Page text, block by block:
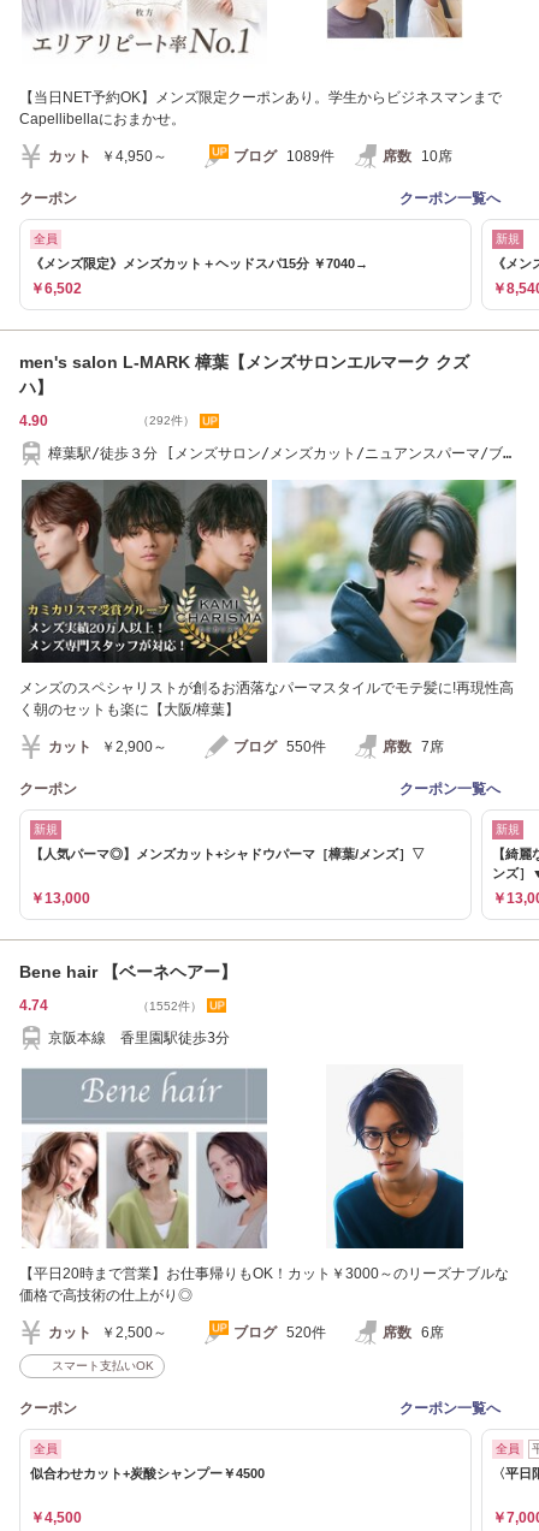
【当日NET予約OK】メンズ限定クーポンあり。学生からビジネスマンまで
Capellibellaにおまかせ。
カット ￥4,950～ ブログ 1089件 席数 10席
クーポン クーポン一覧へ
全員
《メンズ限定》メンズカット＋ヘッドスパ15分 ￥7040→
￥6,502
新規
《メ
￥
men's salon L-MARK 樟葉【メンズサロンエルマーク クズ
ハ】
4.90 （292件）
樟葉駅/徒歩３分 [メンズサロン/メンズカット/ニュアンスパーマ/ブリ
メンズのスペシャリストが創るお洒落なパーマスタイルでモテ髪に!再現性高
く朝のセットも楽に【大阪/樟葉】
カット ￥2,900～ ブログ 550件 席数 7席
クーポン クーポン一覧へ
新規
【人気パーマ◎】メンズカット+シャドウパーマ［樟葉/メンズ］▽
￥13,000
新規
【綺
ンズ］
￥
Bene hair 【ベーネヘアー】
4.74 （1552件）
京阪本線 香里園駅徒歩3分
【平日20時まで営業】お仕事帰りもOK！カット￥3000～のリーズナブルな
価格で高技術の仕上がり◎
カット ￥2,500～ ブログ 520件 席数 6席
スマート支払いOK
クーポン クーポン一覧へ
全員
似合わせカット+炭酸シャンプー￥4500
￥4,500
全員
〈平
￥